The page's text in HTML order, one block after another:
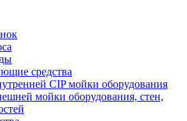
средства
CIP мойки оборудования
мойки оборудования, стен,